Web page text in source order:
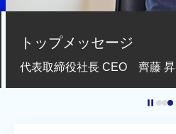
トップメッセージ
代表取締役社長 CEO 齊藤 昇